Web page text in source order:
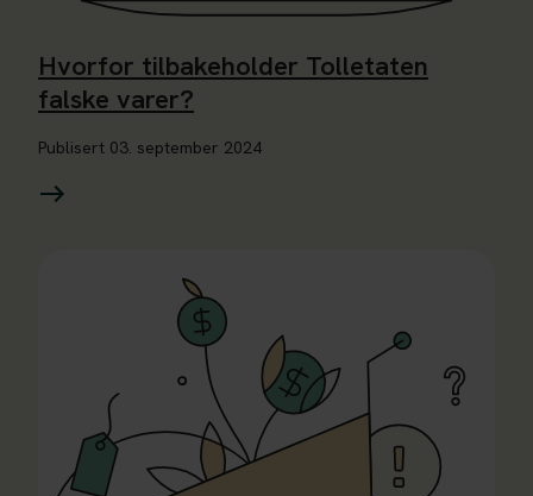
Hvorfor tilbakeholder Tolletaten
falske varer?
Publisert 03. september 2024